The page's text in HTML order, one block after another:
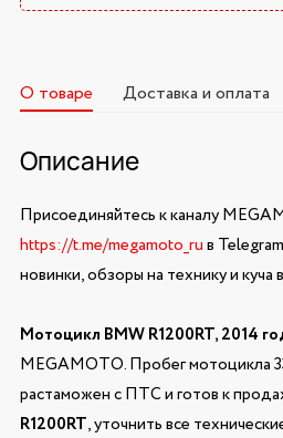
О товаре Доставка и оплата
Описание
Присоединяйтесь к каналу
https://t.me/megamoto_ruв
новинки, обзоры на технику и куча
Мотоцикл BMW R1200RT, 2014
MEGAMOTO. Пробег мотоцикла
растаможен с ПТС и готов к
R1200RT, уточнить все